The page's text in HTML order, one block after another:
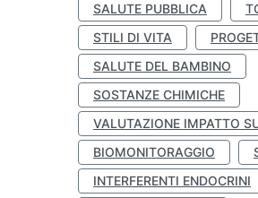
SALUTE PUBBLICA
STILI DI VITA
SALUTE DEL BAMBINO
SOSTANZE CHIMICHE
VALUTAZIONE IMPATTO
BIOMONITORAGGIO
INTERFERENTI ENDOCRINI